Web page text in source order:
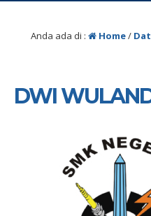
Anda ada di : Home/
DWI